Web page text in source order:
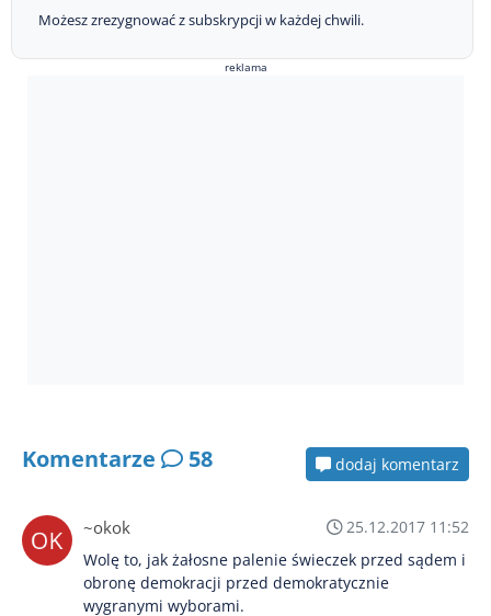
Możesz zrezygnować z subskrypcji w każdej chwili.
reklama
Komentarze 58 dodaj komentarz
~okok
25.12.2017 11:52
Wolę to, jak żałosne palenie świeczek przed sądem i
obronę demokracji przed demokratycznie
wygranymi wyborami.